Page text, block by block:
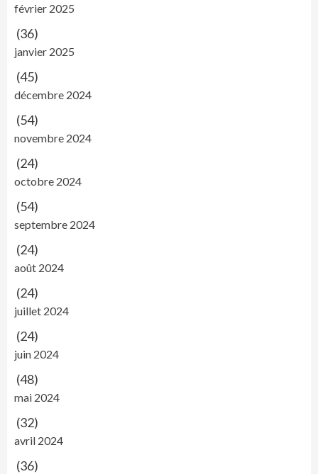
février 2025
(36)
janvier 2025
(45)
décembre 2024
(54)
novembre 2024
(24)
octobre 2024
(54)
septembre 2024
(24)
août 2024
(24)
juillet 2024
(24)
juin 2024
(48)
mai 2024
(32)
avril 2024
(36)